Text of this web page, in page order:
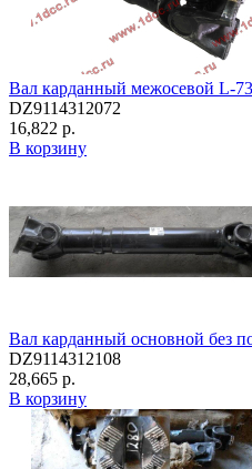
Вал карданный межосевой L-
DZ9114312072
16,822 р.
В корзину
Вал карданный основной без
DZ9114312108
28,665 р.
В корзину